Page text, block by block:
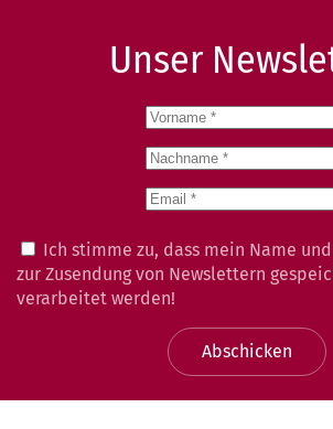
Unser
Ich stimme zu, dass mein Name
zur Zusendung von Newslettern
verarbeitet werden!
Abschicken